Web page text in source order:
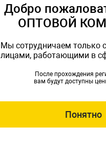
Добро
ОПТОВОЙ
Мы сотрудничаем только
лицами, работающими в
После прохождения
вам будут доступны
Понятно